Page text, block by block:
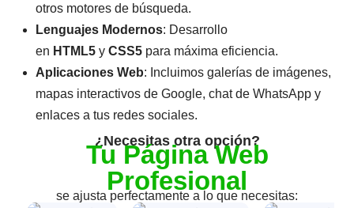
otros motores de búsqueda.
Lenguajes Modernos: Desarrollo
en HTML5 yCSS5 para máxima eficiencia.
Aplicaciones Web: Incluimos galerías de imágenes,
mapas interactivos de Google, chat de WhatsApp y
enlaces a tus redes sociales.
¿Necesitas otra opción?
Tu Página Web
Profesional
se ajusta perfectamente a lo que necesitas: